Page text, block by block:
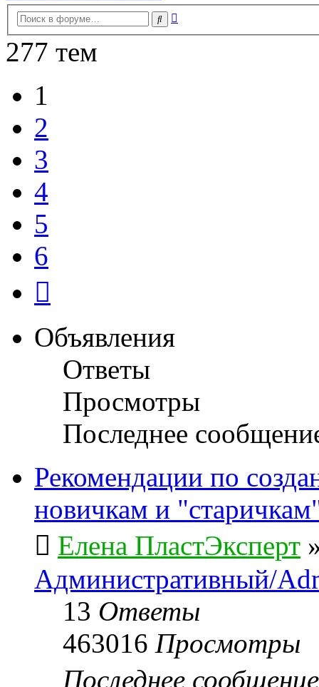
Поиск
277 тем
1
2
3
4
5
6
Объявления
Ответы
Просмотры
Последнее
Рекомендации по
новичкам и
Елена ПластЭксперт
Административный/
13 Ответы
463016 Просмотры
Последнее